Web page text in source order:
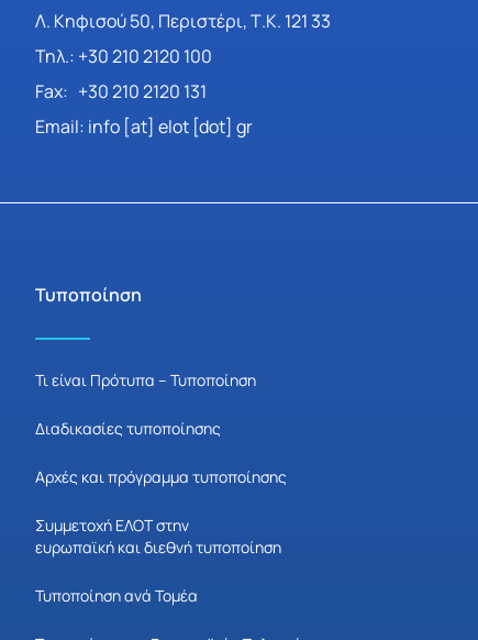
Λ. Κηφισού 50, Περιστέρι, Τ.Κ. 121 33
Τηλ.: +30 210 2120 100
Fax: +30 210 2120 131
Email: info [at] elot [dot] gr
Τυποποίηση
Τι είναι Πρότυπα – Τυποποίηση
Διαδικασίες τυποποίησης
Αρχές και πρόγραμμα τυποποίησης
Συμμετοχή ΕΛΟΤ στην
ευρωπαϊκή και διεθνή τυποποίηση
Τυποποίηση ανά Τομέα